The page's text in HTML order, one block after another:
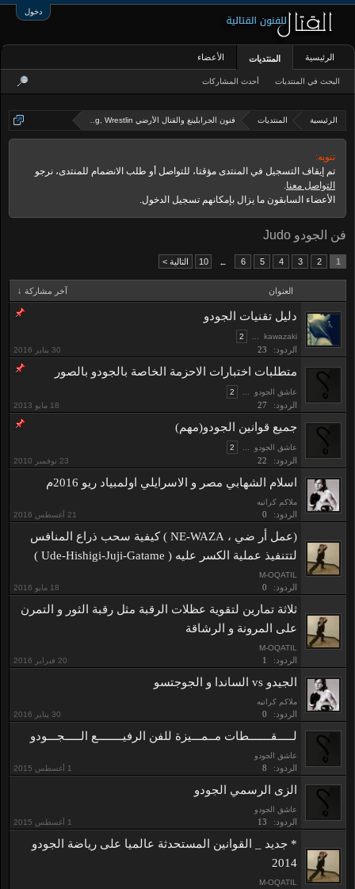
دخول
الرئيسية المنتديات فنون الجرابلينغ والقتال الأرضي Grappling, Wrestlin
تنويه:
تم إيقاف التسجيل في المنتدى مؤقتا، للتواصل أو طلب الانضمام للمنتدى، نرجو
التواصل معنا.
الأعضاء السابقون ما يزال بإمكانهم تسجيل الدخول.
فن الجودو Judo
1
2
3
4
5
6
←
10 التالية >
العنوان آخر مشاركة ↓
دليل تقنيات الجودو
kawazaki
2
الردود: 23
متطلبات اختبارات الاحزمة الخاصة بالجودو بالصور
عاشق الجودو 2
الردود: 27
جميع قوانين الجودو(مهم)
عاشق الجودو 2
الردود: 22
اسلام الشهابي مصر و الاسرايلي اولمبياد ريو 2016م
ملاكم كراتيه
الردود: 0
(عمل أر ضي ، NE-WAZA ) كيفية سحب ذراع المنافس
لتتنفيذ عملية الكسر عليه ( Ude-Hishigi-Juji-Gatame )
M-OQATIL
الردود: 0
ثلاثة تمارين لتقوية عظلات الرقبة مثل رقبة الثور و التمرن
على المرونة و الرشاقة
M-OQATIL
الردود: 1
الجيدو vs الساندا و الجوجتسو
ملاكم كراتيه
الردود: 0
لـــــقـــــــطات مــمـــيزة للفن الرفيــــــــع الـــــجـــودو
عاشق الجودو
الردود: 8
الزى الرسمي الجودو
عاشق الجودو
الردود: 13
* جديد _ القوانين المستحدثة عالميا على رياضة الجودو
2014
M-OQATIL
الرئيسية المنتديات
البحث في المنتديات أحدث المشاركات
الأعضاء